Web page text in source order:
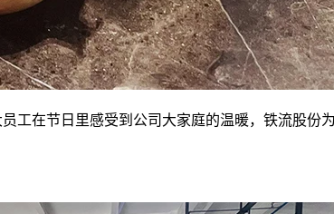
在节日里感受到公司大家庭的温暖，铁流股份